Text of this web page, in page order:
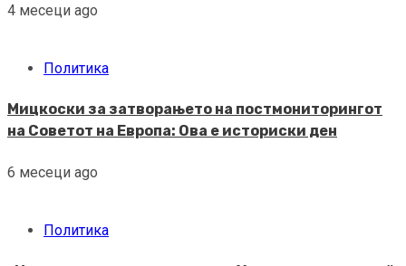
4 месеци ago
Политика
Мицкоски за затворањето на постмониторингот
на Советот на Европа: Ова е историски ден
6 месеци ago
Политика